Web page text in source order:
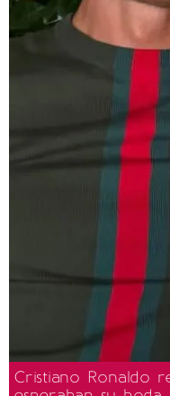
Cristiano Ronaldo